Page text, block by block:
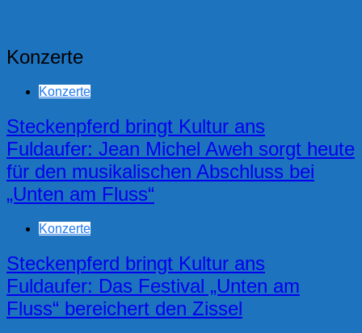
Konzerte
Konzerte
Steckenpferd bringt Kultur ans
Fuldaufer: Jean Michel Aweh sorgt heute
für den musikalischen Abschluss bei
„Unten am Fluss“
Konzerte
Steckenpferd bringt Kultur ans
Fuldaufer: Das Festival „Unten am
Fluss“ bereichert den Zissel